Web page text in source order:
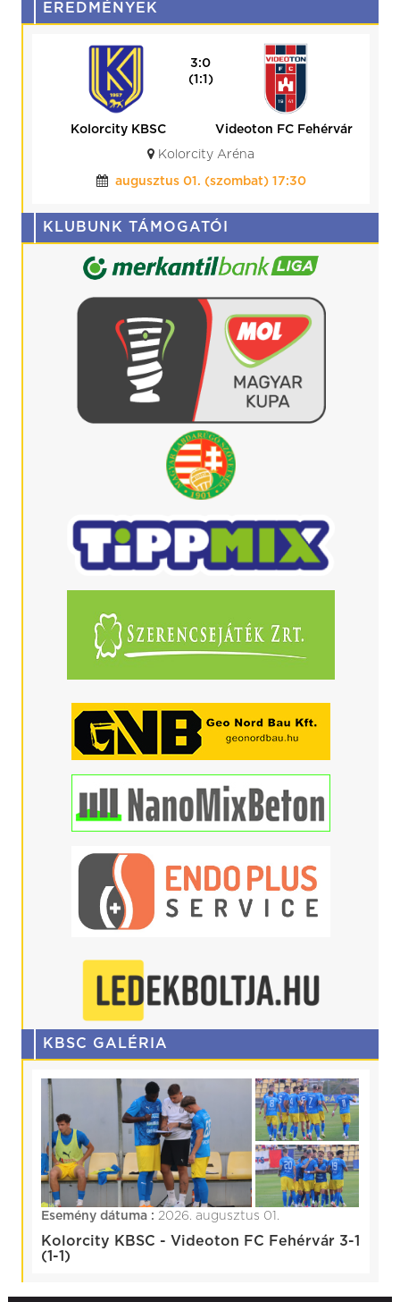
EREDMÉNYEK
3:0
(1:1)
Kolorcity KBSC
Videoton FC Fehérvár
Kolorcity Aréna
augusztus 01. (szombat) 17:30
KLUBUNK TÁMOGATÓI
KBSC GALÉRIA
Esemény dátuma : 2026. augusztus 01.
Kolorcity KBSC - Videoton FC Fehérvár 3-1
(1-1)